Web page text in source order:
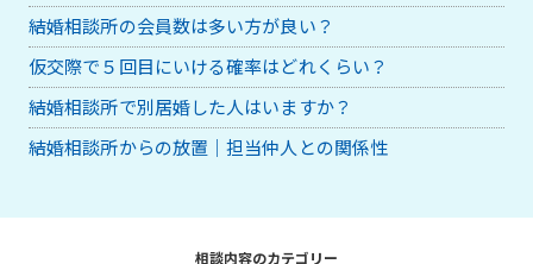
結婚相談所の会員数は多い方が良い？
仮交際で５回目にいける確率はどれくらい？
結婚相談所で別居婚した人はいますか？
結婚相談所からの放置｜担当仲人との関係性
相談内容のカテゴリー